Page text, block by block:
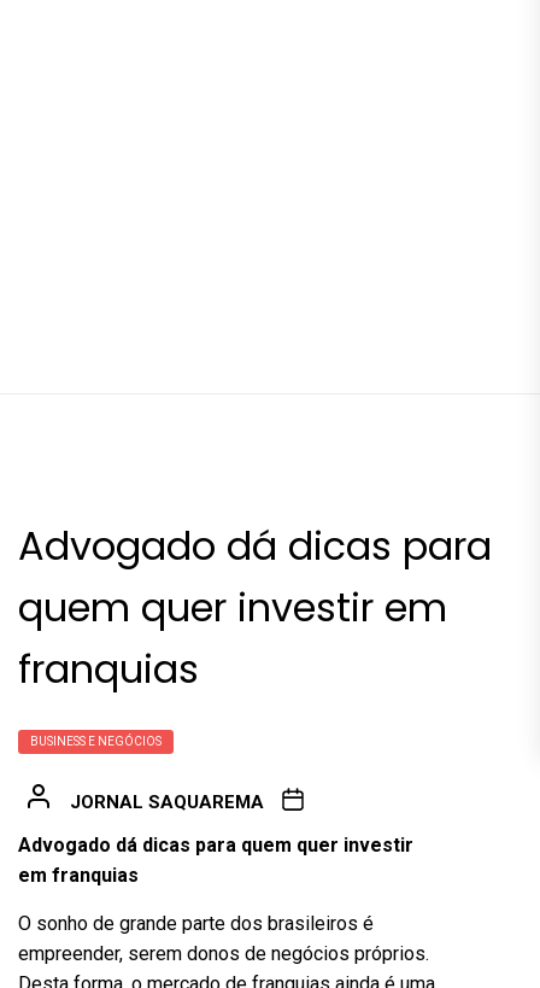
Advogado dá dicas para
quem quer investir em
franquias
BUSINESS E NEGÓCIOS
JORNAL SAQUAREMA
Advogado dá dicas para quem quer investir
em franquias
O sonho de grande parte dos brasileiros é
empreender, serem donos de negócios próprios.